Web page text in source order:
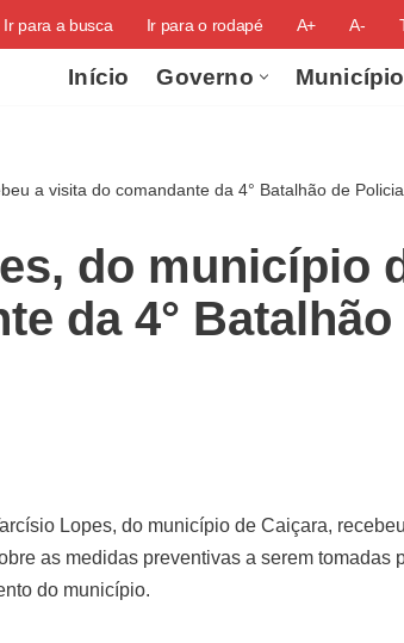
Ir para a busca Ir para o rodapé A+ A-
Início Governo Município
a visita do comandante da 4° Batalhão de
do município
da 4°
Lopes, do município de Caiçara,
as medidas preventivas a serem
do município.